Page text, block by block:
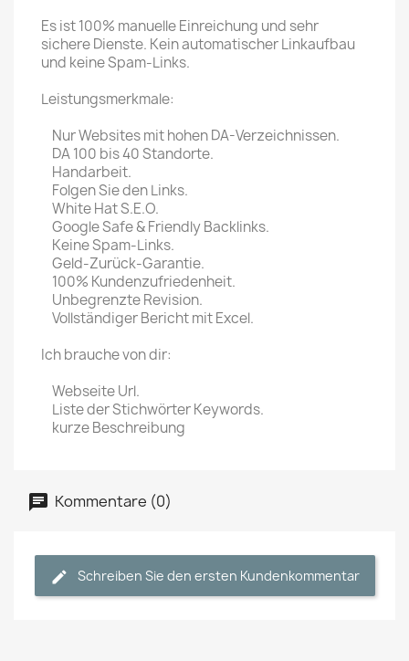
Es ist 100% manuelle Einreichung und sehr
sichere Dienste. Kein automatischer Linkaufbau
und keine Spam-Links.
Leistungsmerkmale:
Nur Websites mit hohen DA-Verzeichnissen.
DA 100 bis 40 Standorte.
Handarbeit.
Folgen Sie den Links.
White Hat S.E.O.
Google Safe & Friendly Backlinks.
Keine Spam-Links.
Geld-Zurück-Garantie.
100% Kundenzufriedenheit.
Unbegrenzte Revision.
Vollständiger Bericht mit Excel.
Ich brauche von dir:
Webseite Url.
Liste der Stichwörter Keywords.
kurze Beschreibung
Kommentare (0)
Schreiben Sie den ersten Kundenkommentar